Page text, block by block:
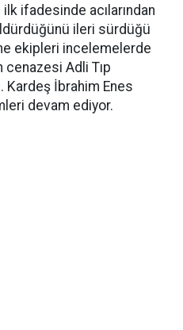
ifadesinde acılarından
ileri sürdüğü
ekipleri incelemelerde
cenazesi Adli Tıp
Kardeş İbrahim Enes
devam ediyor.